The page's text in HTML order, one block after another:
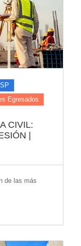
Egresados
CIVIL:
|
de las más